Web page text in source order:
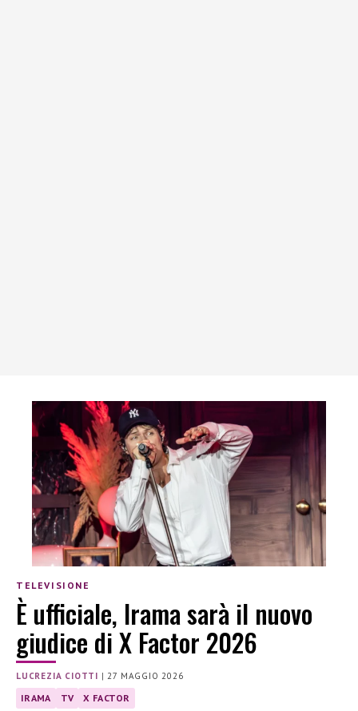
TELEVISIONE
È ufficiale, Irama sarà il nuovo
giudice di X Factor 2026
LUCREZIA CIOTTI | 27 MAGGIO 2026
IRAMA TV X FACTOR